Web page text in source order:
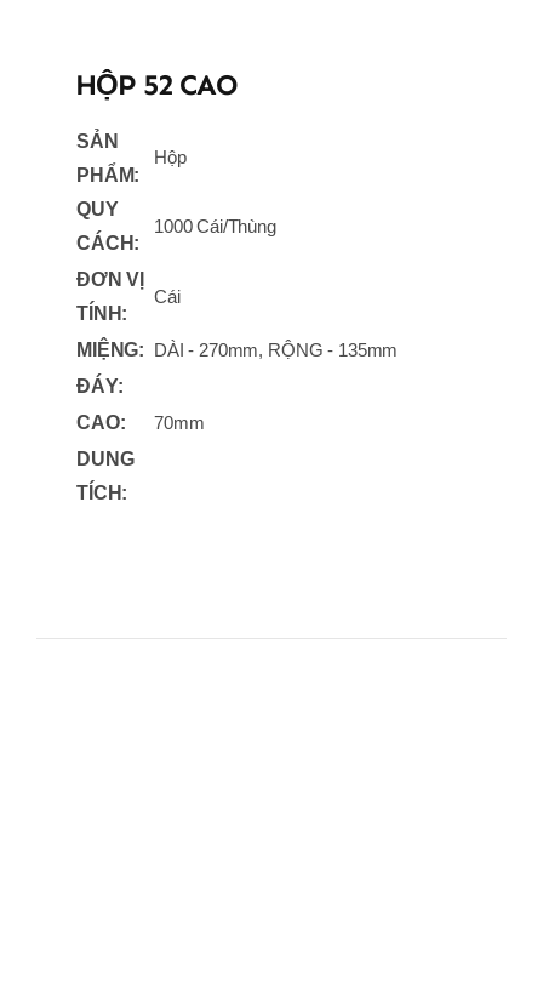
HỘP 52 CAO
SẢN
PHẨM:
QUY
CÁCH:
Hộp
1000 Cái/Thùng
ĐƠN VỊ
TÍNH:
Cái
MIỆNG: DÀI - 270mm, RỘNG - 135mm
ĐÁY:
CAO:
70mm
DUNG
TÍCH: